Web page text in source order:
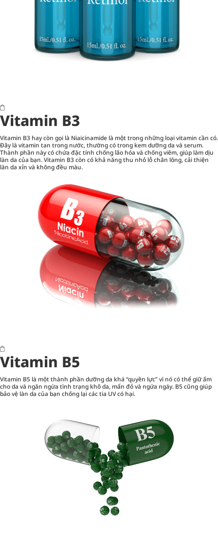
Vitamin B3
Vitamin B3 hay còn gọi là Niaicinamide là một trong những loại vitamin cần có.
Đây là vitamin tan trong nước, thường có trong kem dưỡng da và serum.
Thành phần này có chứa đặc tính chống lão hóa và chống viêm, giúp làm dịu
làn da của bạn. Vitamin B3 còn có khả năng thu nhỏ lỗ chân lông, cải thiện
làn da xỉn và không đều màu.
Vitamin B5
Vitamin B5 là một thành phần dưỡng da khá “quyền lực” vì nó có thể giữ ẩm
cho da và ngăn ngừa tình trạng khô da, mẩn đỏ và ngứa ngáy. B5 cũng giúp
bảo vệ làn da của bạn chống lại các tia UV có hại.